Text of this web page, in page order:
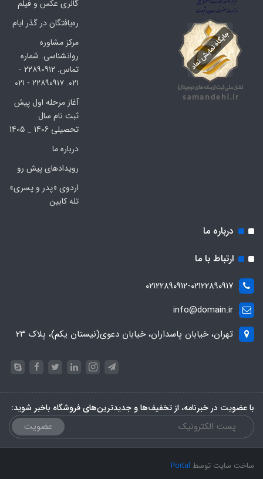
گالری عکس و فیلم
ره‌یافتگان در گذر ایام
مرکز مشاوره
روانشناسی. شماره
تماس. ۲۲۸۹۰۹۱۲ -
۰۲۱. ۲۲۸۹۰۹۱۷ - ۰۲۱
آغاز مرحله اول پیش
ثبت نام سال
تحصیلی 1406 _ 1405
درباره ما
رویدادهای پیش رو
اردوی «پدر و پسری»
تله کابین
درباره ما
ارتباط با ما
۰۲۱۲۲۸۹۰۹۱۲-۰۲۱۲۲۸۹۰۹۱۷
info@domain.ir
تهران، خیابان پاسداران، خیابان دعوی(نیستان یکم)، پلاک ۲۳
با عضویت در خبرنامه، از تخفیف‌ها و جدیدترین‌های فروشگاه باخبر شوید:
عضویت
ساخت سایت توسط Portal